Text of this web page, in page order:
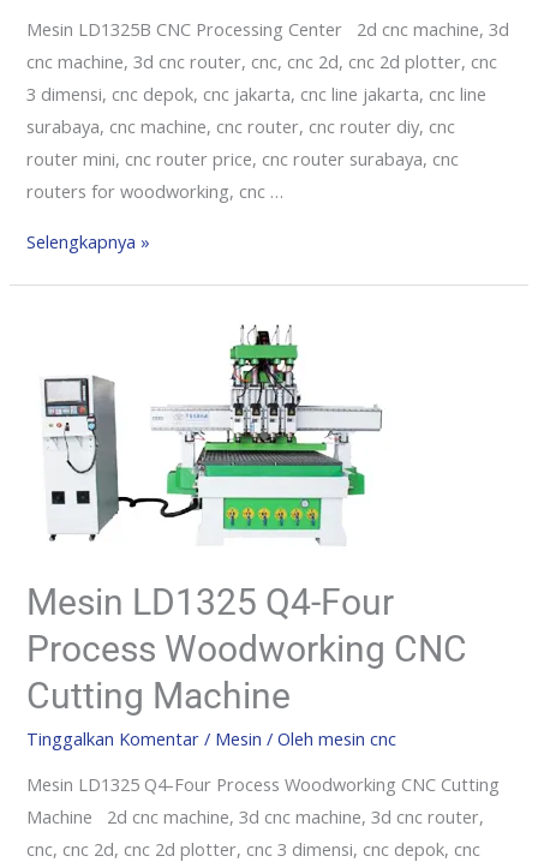
Mesin LD1325B CNC Processing Center 2d cnc machine, 3d
cnc machine, 3d cnc router, cnc, cnc 2d, cnc 2d plotter, cnc
3 dimensi, cnc depok, cnc jakarta, cnc line jakarta, cnc line
surabaya, cnc machine, cnc router, cnc router diy, cnc
router mini, cnc router price, cnc router surabaya, cnc
routers for woodworking, cnc …
Selengkapnya »
Mesin LD1325 Q4-Four
Process Woodworking CNC
Cutting Machine
Tinggalkan Komentar / Mesin / Olehmesin cnc
Mesin LD1325 Q4-Four Process Woodworking CNC Cutting
Machine 2d cnc machine, 3d cnc machine, 3d cnc router,
cnc, cnc 2d, cnc 2d plotter, cnc 3 dimensi, cnc depok, cnc